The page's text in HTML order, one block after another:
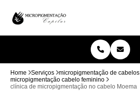
Home Serviços
micropigmentação de cabelos
micropigmentação cabelo feminino
clínica de micropigmentação no cabelo Moema